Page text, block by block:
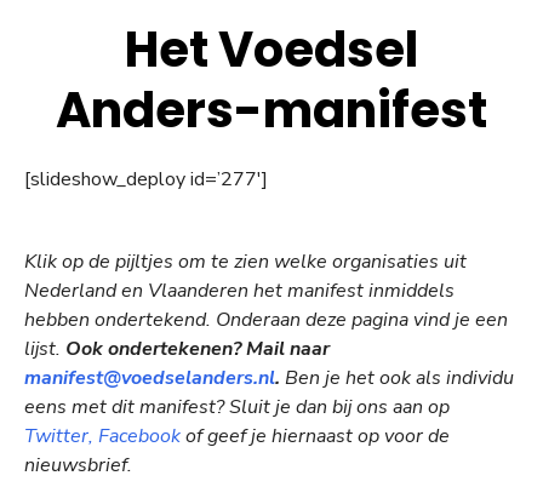
Het Voedsel
Anders-manifest
[slideshow_deploy id=’277′]
Klik op de pijltjes om te zien welke organisaties uit
Nederland en Vlaanderen het manifest inmiddels
hebben ondertekend. Onderaan deze pagina vind je een
lijst. Ook ondertekenen? Mail naar
manifest@voedselanders.nl. Ben je het ook als individu
eens met dit manifest? Sluit je dan bij ons aan op
Twitter, Facebookof geef je hiernaast op voor de
nieuwsbrief.